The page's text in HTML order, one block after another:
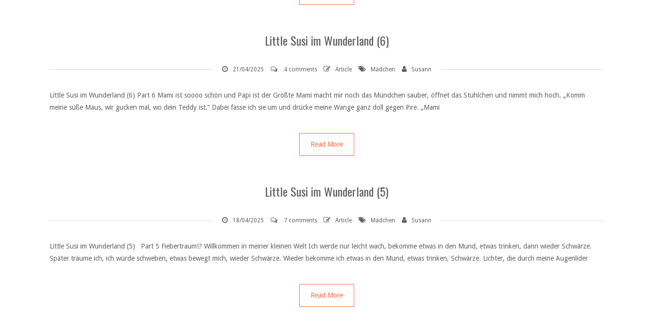
Little Susi im Wunderland (6)
21/04/2025 4 comments Article Mädchen Susann
Little Susi im Wunderland (6) Part 6 Mami ist soooo schön und Papi ist der Größte Mami macht mir noch das Mündchen sauber, öffnet das Stühlchen und nimmt mich hoch. „Komm
meine süße Maus, wir gucken mal, wo dein Teddy ist.“ Dabei fasse ich sie um und drücke meine Wange ganz doll gegen ihre. „Mami
Read More
Little Susi im Wunderland (5)
18/04/2025 7 comments Article Mädchen Susann
Little Susi im Wunderland (5) Part 5 Fiebertraum!? Willkommen in meiner kleinen Welt Ich werde nur leicht wach, bekomme etwas in den Mund, etwas trinken, dann wieder Schwärze.
Später träume ich, ich würde schweben, etwas bewegt mich, wieder Schwärze. Wieder bekomme ich etwas in den Mund, etwas trinken, Schwärze. Lichter, die durch meine Augenlider
Read More